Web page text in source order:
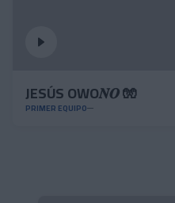
JESÚS OWO𝑵𝑶 🧤
PRIMER EQUIPO